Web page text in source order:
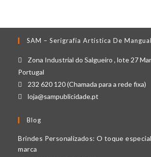
SAM – Serigrafia Artística De
Zona Industrial do Salgueiro , lote 27
Portugal
232 620 120 (Chamada para a rede fixa)
loja@sampublicidade.pt
Blog
Brindes Personalizados: O toque
marca